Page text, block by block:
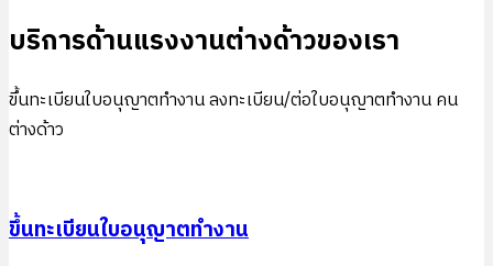
บริการด้านแรงงานต่างด้าวของเรา
ขึ้นทะเบียนใบอนุญาตทํางาน ลงทะเบียน/ต่อใบอนุญาตทำงาน คน
ต่างด้าว
ขึ้นทะเบียนใบอนุญาตทํางาน